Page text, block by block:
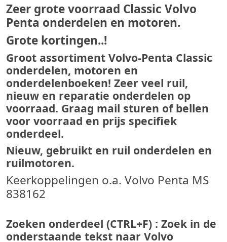
Zeer grote voorraad Classic Volvo
Penta onderdelen en motoren.
Grote kortingen..!
Groot assortiment Volvo-Penta Classic
onderdelen, motoren en
onderdelenboeken! Zeer veel ruil,
nieuw en reparatie onderdelen op
voorraad. Graag mail sturen of bellen
voor voorraad en prijs specifiek
onderdeel.
Nieuw, gebruikt en ruil onderdelen en
ruilmotoren.
Keerkoppelingen o.a. Volvo Penta MS
838162
Zoeken onderdeel (CTRL+F) : Zoek in de
onderstaande tekst naar Volvo